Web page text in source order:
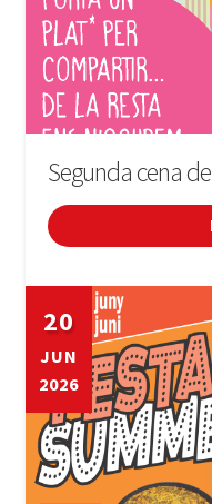
Segunda cena
20
JUN
2026